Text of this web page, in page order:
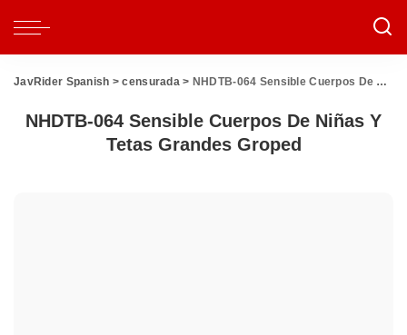
JavRider Spanish >censurada > NHDTB-064 Sensible Cuerpos De Niñas Y Tetas Grandes Groped
NHDTB-064 Sensible Cuerpos De Niñas Y
Tetas Grandes Groped